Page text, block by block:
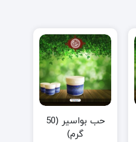
حب بواسیر (50
گرم)